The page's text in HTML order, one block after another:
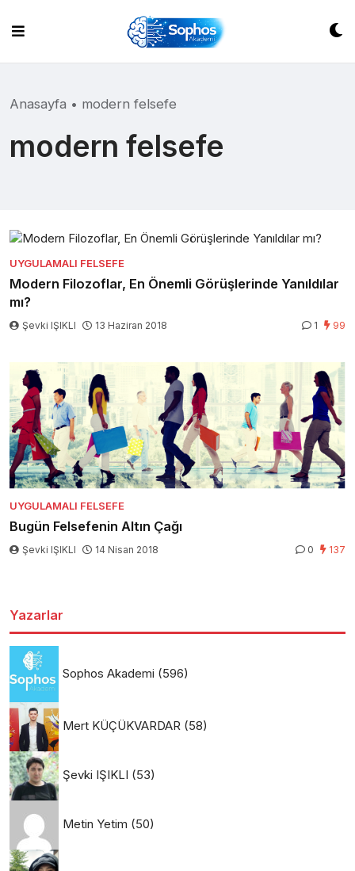
content
Anasayfa • modern felsefe
modern felsefe
UYGULAMALI FELSEFE
Modern Filozoflar, En Önemli Görüşlerinde Yanıldılar
mı?
Şevki IŞIKLI 13 Haziran 2018 1 99
UYGULAMALI FELSEFE
Bugün Felsefenin Altın Çağı
Şevki IŞIKLI 14 Nisan 2018 0 137
Yazarlar
Sophos Akademi (596)
Mert KÜÇÜKVARDAR (58)
Şevki IŞIKLI (53)
Metin Yetim (50)